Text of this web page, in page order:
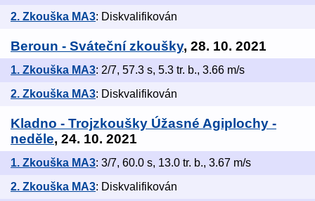
2. Zkouška MA3: Diskvalifikován
Beroun - Sváteční zkoušky, 28. 10. 2021
1. Zkouška MA3: 2/7, 57.3 s, 5.3 tr. b., 3.66 m/s
2. Zkouška MA3: Diskvalifikován
Kladno - Trojzkoušky Úžasné Agiplochy -
neděle, 24. 10. 2021
1. Zkouška MA3: 3/7, 60.0 s, 13.0 tr. b., 3.67 m/s
2. Zkouška MA3: Diskvalifikován